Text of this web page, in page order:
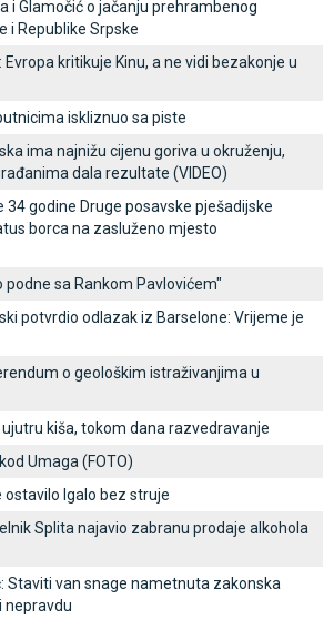
i Glamočić o jačanju prehrambenog
i Republike Srpske
Evropa kritikuje Kinu, a ne vidi bezakonje u
iskliznuo sa piste
ima najnižu cijenu goriva u okruženju,
dala rezultate (VIDEO)
34 godine Druge posavske pješadijske
borca na zasluženo mjesto
podne sa Rankom Pavlovićem"
potvrdio odlazak iz Barselone: Vrijeme je
o geološkim istraživanjima u
ujutru kiša, tokom dana razvedravanje
Umaga (FOTO)
ostavilo Igalo bez struje
Splita najavio zabranu prodaje alkohola
Staviti van snage nametnuta zakonska
nepravdu